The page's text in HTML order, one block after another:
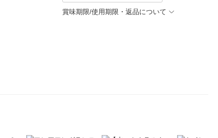
賞味期限/使用期限・返品について